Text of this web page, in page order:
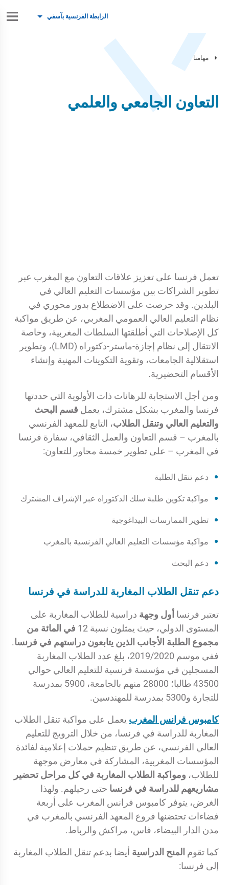
الرابطة الفرنسية بآسفي
مهامنا
التعاون الجامعي والعلمي
تعمل فرنسا على تعزيز علاقات التعاون مع المغرب عبر
تطوير الشراكات بين مؤسسات التعليم العالي في
البلدين. وقد حرصت على الاضطلاع بدور محوري في
نظام التعليم العالي العمومي المغربي، عن طريق مواكبة
كل الإصلاحات التي أطلقتها السلطات المغربية، وخاصة
الانتقال إلى نظام إجازة-ماستر-دكتوراه (LMD)، وتطوير
استقلالية الجامعات، وتقوية التكوينات المهنية وإنشاء
الأقسام التحضيرية.
ومن أجل الاستجابة للرهانات ذات الأولوية التي حددتها
فرنسا والمغرب بشكل مشترك، يعمل قسم البحث
والتعليم العالي وتنقل الطلاب، التابع للمعهد الفرنسي
بالمغرب – قسم التعاون والعمل الثقافي، سفارة فرنسا
في المغرب – على تطوير خمسة محاور للتعاون:
دعم تنقل الطلبة
مواكبة تكوين طلبة سلك الدكتوراه عبر الإشراف المشترك
تطوير الممارسات البيداغوجية
مواكبة مؤسسات التعليم العالي الفرنسية بالمغرب
دعم البحث
دعم تنقل الطلاب المغاربة للدراسة في فرنسا
تعتبر فرنسا أول وجهة دراسية للطلاب المغاربة على
المستوى الدولي، حيث يمثلون نسبة 12
في المائة من
مجموع الطلبة الأجانب الذين يتابعون دراستهم في فرنسا.
ففي موسم 2019/2020، بلغ عدد الطلاب المغاربة
المسجلين في مؤسسة فرنسية للتعليم العالي حوالي
43500 طالبا؛ 28000 منهم بالجامعة، 5900 بمدرسة
للتجارة و5300 بمدرسة للمهندسين.
كامبوس فرانس المغرب يعمل على مواكبة تنقل الطلاب
المغاربة للدراسة في فرنسا، من خلال الترويج للتعليم
العالي الفرنسي، عن طريق تنظيم حملات إعلامية لفائدة
المؤسسات المغربية، المشاركة في معارض موجهة
للطلاب، ومواكبة الطلاب المغاربة في كل مراحل تحضير
مشاريعهم للدراسة في فرنسا حتى رحيلهم. ولهذا
الغرض، يتوفر كامبوس فرانس المغرب على أربعة
فضاءات تحتضنها فروع المعهد الفرنسي بالمغرب في
مدن الدار البيضاء، فاس، مراكش والرباط.
كما تقوم المنح الدراسية أيضا بدعم تنقل الطلاب المغاربة
إلى فرنسا: